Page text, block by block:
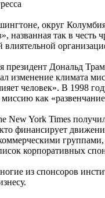
округ
названная так в
влиятельной
президент Дональд
изменение климата
человек». В 1998
как
New York Times
финансирует
корпоративных
из спонсоров